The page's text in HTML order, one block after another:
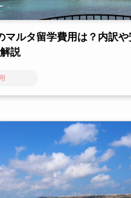
マルタ留学費用は？内訳
説